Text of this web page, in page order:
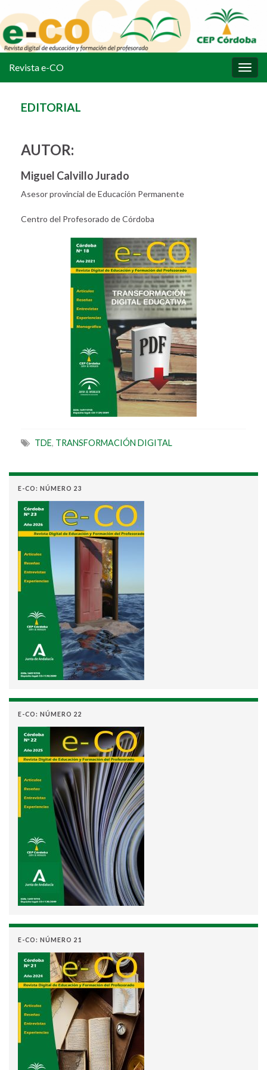
la
Revista e-CO
EDITORIAL
AUTOR:
Miguel Calvillo Jurado
Asesor provincial de Educación Permanente
Centro del Profesorado de Córdoba
TDE, TRANSFORMACIÓN DIGITAL
E-CO: NÚMERO 23
E-CO: NÚMERO 22
E-CO: NÚMERO 21